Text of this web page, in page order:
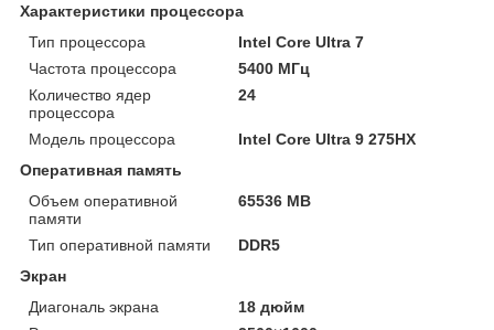
Характеристики процессора
Тип процессора
Intel Core Ultra 7
Частота процессора
5400 МГц
Количество ядер
процессора
24
Модель процессора
Intel Core Ultra 9 275HX
Оперативная память
Объем оперативной
памяти
65536 MB
Тип оперативной памяти
DDR5
Экран
Диагональ экрана
18 дюйм